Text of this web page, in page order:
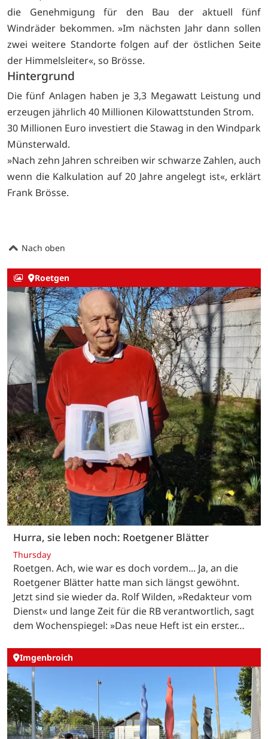
die Genehmigung für den Bau der aktuell fünf
Windräder bekommen. »Im nächsten Jahr dann sollen
zwei weitere Standorte folgen auf der östlichen Seite
der Himmelsleiter«, so Brösse.
Hintergrund
Die fünf Anlagen haben je 3,3 Megawatt Leistung und
erzeugen jährlich 40 Millionen Kilowattstunden Strom.
30 Millionen Euro investiert die Stawag in den Windpark
Münsterwald.
»Nach zehn Jahren schreiben wir schwarze Zahlen, auch
wenn die Kalkulation auf 20 Jahre angelegt ist«, erklärt
Frank Brösse.
Nach oben
Roetgen
Hurra, sie leben noch: Roetgener Blätter
Thursday
Roetgen. Ach, wie war es doch vordem... Ja, an die
Roetgener Blätter hatte man sich längst gewöhnt.
Jetzt sind sie wieder da. Rolf Wilden, »Redakteur vom
Dienst« und lange Zeit für die RB verantwortlich, sagt
dem Wochenspiegel: »Das neue Heft ist ein erster…
Imgenbroich